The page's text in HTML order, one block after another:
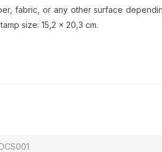
fabric, or any other surface
size: 15,2 x 20,3 cm.